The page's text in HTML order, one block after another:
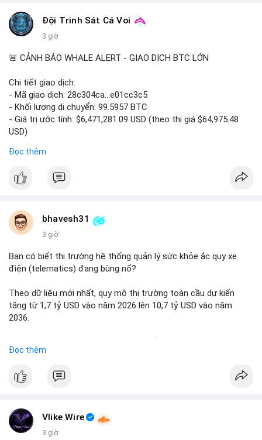
Đội Trinh Sát Cá Voi
3 giờ
🚨 CẢNH BÁO WHALE ALERT - GIAO DỊCH BTC LỚN
Chi tiết giao dịch:
- Mã giao dịch: 28c304ca...e01cc3c5
- Khối lượng di chuyển: 99.5957 BTC
- Giá trị ước tính: $6,471,281.09 USD (theo thị giá $64,975.48
USD)
hơn 6.47 triệu USD, cho thấy dấu hiệu chuyển tiền quy mô lớn.
khoản hoặc bán, hoặc chuyển sang ví lạnh nhằm tích lũy dài
hạn. Việc giao dịch chưa được xác nhận tạo tâm lý thận trọng,
giới đầu tư theo dõi sát dòng tiền này để đánh giá áp lực cung
ngắn hạn. Nếu BTC vào ví nóng sàn, khả năng cao là động thái
chốt lời; ngược lại, nếu vào ví mới không hoạt động, đó là tín
Lời khuyên: Nhà đầu tư nhỏ lẻ nên quan sát thêm 2-4 giờ sau
khi giao dịch được xác nhận, tránh hành động theo cảm xúc.
ưu tiên quản trị rủi ro trong giai đoạn biến động mạnh.
#btcmempool65k
Đọc thêm
bhavesh31
3 giờ
Bạn có biết thị trường hệ thống quản lý sức khỏe ắc quy xe
điện (telematics) đang bùng nổ?
Theo dữ liệu mới nhất, quy mô thị trường toàn cầu dự kiến
tăng từ 1,7 tỷ USD vào năm 2026 lên 10,7 tỷ USD vào năm
2036.
hàng năm (CAGR) ấn tượng lên tới 20,2%.
Điều gì đang thúc đẩy sự tăng trưởng vượt bậc này? Hãy cùng
Đọc thêm
Vlike Wire
3 giờ